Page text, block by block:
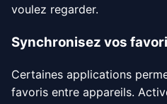
voulez regarder.
Synchronisez vos
Certaines applications
favoris entre appareils.